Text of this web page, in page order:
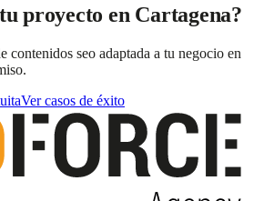
proyecto en Cartagena?
contenidos seo adaptada a tu negocio en
Ver casos de éxito